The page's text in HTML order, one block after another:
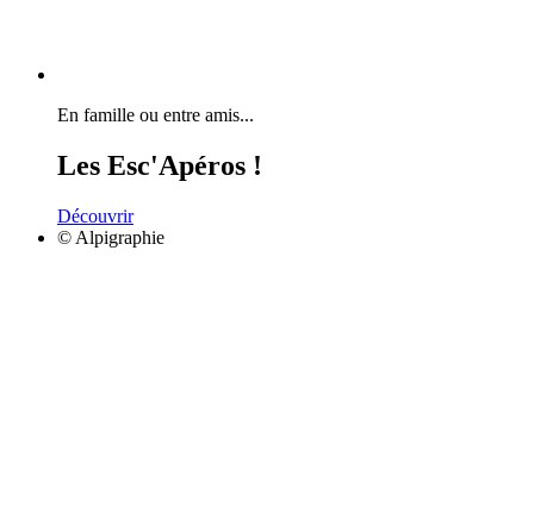
En famille ou entre amis...
Les Esc'Apéros !
Découvrir
© Alpigraphie